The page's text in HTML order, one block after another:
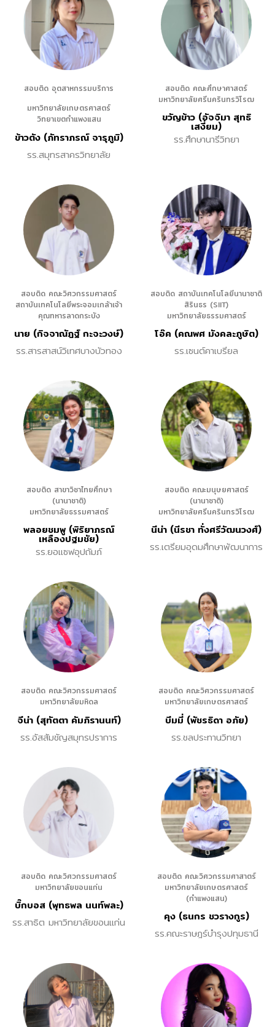
สอบติด อุตสาหกรรมบริการ
มหาวิทยาลัยเกษตรศาสตร์
วิทยาเขตกำแพงแสน
ข้าวตัง (ภัทราภรณ์ จารุภูมิ)
รร.สมุทรสาครวิทยาลัย
สอบติด คณะศึกษาศาสตร์
มหาวิทยาลัยศรีนครินทรวิโรฒ
ขวัญข้าว (อัจจิมา สุทธิ
เสงี่ยม)
รร.ศึกษานารีวิทยา
สอบติด คณะวิศวกรรมศาสตร์
สถาบันเทคโนโลยีพระจอมเกล้าเจ้า
คุณทหารลาดกระบัง
นาย (กิจจาณัฎฐ์ กะจะวงษ์)
รร.สารสาสน์วิเทศบางบัวทอง
สอบติด สถาบันเทคโนโลยีนานาชาติ
สิรินธร (SIIT)
มหาวิทยาลัยธรรมศาสตร์
โอ๊ค (คณพศ มังคละภูษิต)
รร.เซนต์คาเบรียล
สอบติด สาขาวิชาไทยศึกษา
(นานาชาติ)
มหาวิทยาลัยธรรมศาสตร์
พลอยชมพู (พิริยาภรณ์
เหลืองปฐมชัย)
รร.ยอแซฟอุปถัมภ์
สอบติด คณะมนุษยศาสตร์
(นานาชาติ)
มหาวิทยาลัยศรีนครินทรวิโรฒ
นีน่า (นีรชา ทั่งศรีวัฒนวงศ์)
รร.เตรียมอุดมศึกษาพัฒนาการ
สอบติด คณะวิศวกรรมศาสตร์
มหาวิทยาลัยมหิดล
จีน่า (สุทัตตา คัมภิรานนท์)
รร.อัสสัมชัญสมุทรปราการ
สอบติด คณะวิศวกรรมศาสตร์
มหาวิทยาลัยเกษตรศาสตร์
บีมมี่ (พัชรธิดา อภัย)
รร.ชลประทานวิทยา
สอบติด คณะวิศวกรรมศาสตร์
มหาวิทยาลัยขอนแก่น
บิ๊กบอส (พุทธพล นนท์พละ)
รร.สาธิต มหาวิทยาลัยขอนแก่น
สอบติด คณะวิศวกรรมศาสาตร์
มหาวิทยาลัยเกษตรศาสตร์
(กำแพงแสน)
คุง (ธนกร ชวรางกูร)
รร.คณะราษฎร์บำรุงปทุมธานี